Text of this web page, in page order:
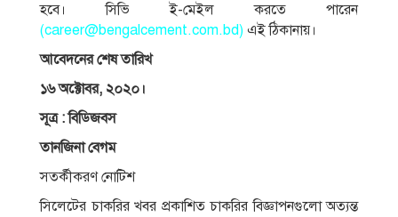
হবে। সিভি ই-মেইল করতে পারেন
(career@bengalcement.com.bd) এই ঠিকানায়।
আবেদনের শেষ তারিখ
১৬ অক্টোবর, ২০২০।
সূত্র : বিডিজবস
তানজিনা বেগম
সতর্কীকরণ নােটিশ
সিলেটের চাকরির খবর প্রকাশিত চাকরির বিজ্ঞাপনগুলাে অত্যন্ত